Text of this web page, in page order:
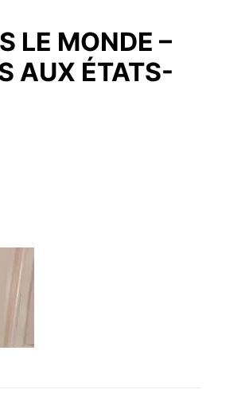
LE MONDE –
AUX ÉTATS-